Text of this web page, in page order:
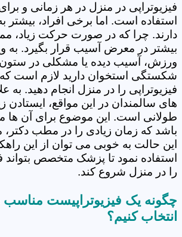
فیزیوتراپی در منزل در هر زمانی و
استفاده است. اما برخی افراد، بیشتر
دارند. چرا که در صورت حرکت زیاد،
بیشتر در معرض آسیب قرار بگیرد. به
ورزش، آسیب دیده یا مشکلی در
شکستگی استخوان دارید لازم است که
فیزیوتراپی را در منزل انجام دهید. به
های سالمندان در این مواقع،
طولانی است. این موضوع برای آن ها می
باشد که زمان زیادی را در مطب دکتر،
این حالت به خوبی می توان از این
استفاده نمود تا پزشک متخصص بتواند
را در منزل شروع کند.
چگونه یک فیزیوتراپیست
انتخاب کنیم؟